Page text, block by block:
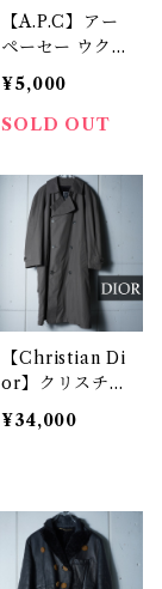
【A.P.C】アー
ペーセー ウク
ライナ製 コッ
トン100% カバ
ーオール beige
¥5,000
SOLD OUT
【Christian Di
or】クリスチャ
ンディオール
ベルト・インナ
¥34,000